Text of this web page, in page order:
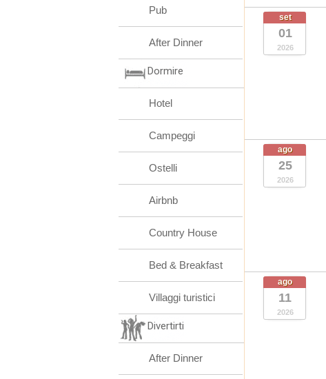
set
01
2026
ago
25
2026
ago
11
2026
Pub
After Dinner
Dormire
Hotel
Campeggi
Ostelli
Airbnb
Country House
Bed & Breakfast
Villaggi turistici
Divertirti
After Dinner